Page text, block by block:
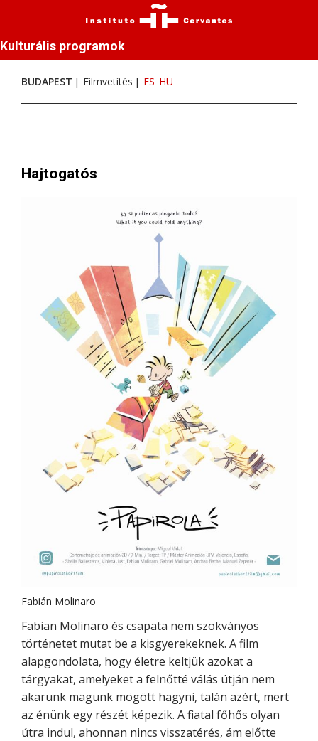
Kulturális programok
BUDAPEST Filmvetítés ES HU
Hajtogatós
Fabián Molinaro
Fabian Molinaro és csapata nem szokványos
történetet mutat be a kisgyerekeknek. A film
alapgondolata, hogy életre keltjük azokat a
tárgyakat, amelyeket a felnőtté válás útján nem
akarunk magunk mögött hagyni, talán azért, mert
az énünk egy részét képezik. A fiatal főhős olyan
útra indul, ahonnan nincs visszatérés, ám előtte